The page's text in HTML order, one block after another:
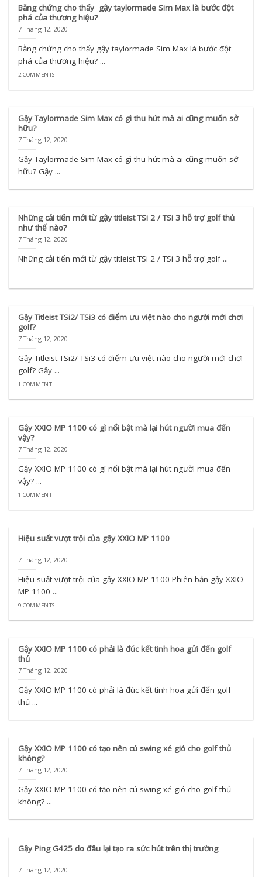
Bằng chứng cho thấy gậy taylormade Sim Max là bước đột
phá của thương hiệu?
7 Tháng 12, 2020
Bằng chứng cho thấy gậy taylormade Sim Max là bước đột
phá của thương hiệu? ...
2 COMMENTS
Gậy Taylormade Sim Max có gì thu hút mà ai cũng muốn sở
hữu?
7 Tháng 12, 2020
Gậy Taylormade Sim Max có gì thu hút mà ai cũng muốn sở
hữu? Gậy ...
Những cải tiến mới từ gậy titleist TSi 2 / TSi 3 hỗ trợ golf thủ
như thế nào?
7 Tháng 12, 2020
Những cải tiến mới từ gậy titleist TSi 2 / TSi 3 hỗ trợ golf ...
Gậy Titleist TSi2/ TSi3 có điểm ưu việt nào cho người mới chơi
golf?
7 Tháng 12, 2020
Gậy Titleist TSi2/ TSi3 có điểm ưu việt nào cho người mới chơi
golf? Gậy ...
1 COMMENT
Gậy XXIO MP 1100 có gì nổi bật mà lại hút người mua đến
vậy?
7 Tháng 12, 2020
Gậy XXIO MP 1100 có gì nổi bật mà lại hút người mua đến
vậy? ...
1 COMMENT
Hiệu suất vượt trội của gậy XXIO MP 1100
7 Tháng 12, 2020
Hiệu suất vượt trội của gậy XXIO MP 1100 Phiên bản gậy XXIO
MP 1100 ...
9 COMMENTS
Gậy XXIO MP 1100 có phải là đúc kết tinh hoa gửi đến golf
thủ
7 Tháng 12, 2020
Gậy XXIO MP 1100 có phải là đúc kết tinh hoa gửi đến golf
thủ ...
Gậy XXIO MP 1100 có tạo nên cú swing xé gió cho golf thủ
không?
7 Tháng 12, 2020
Gậy XXIO MP 1100 có tạo nên cú swing xé gió cho golf thủ
không? ...
Gậy Ping G425 do đâu lại tạo ra sức hút trên thị trường
7 Tháng 12, 2020